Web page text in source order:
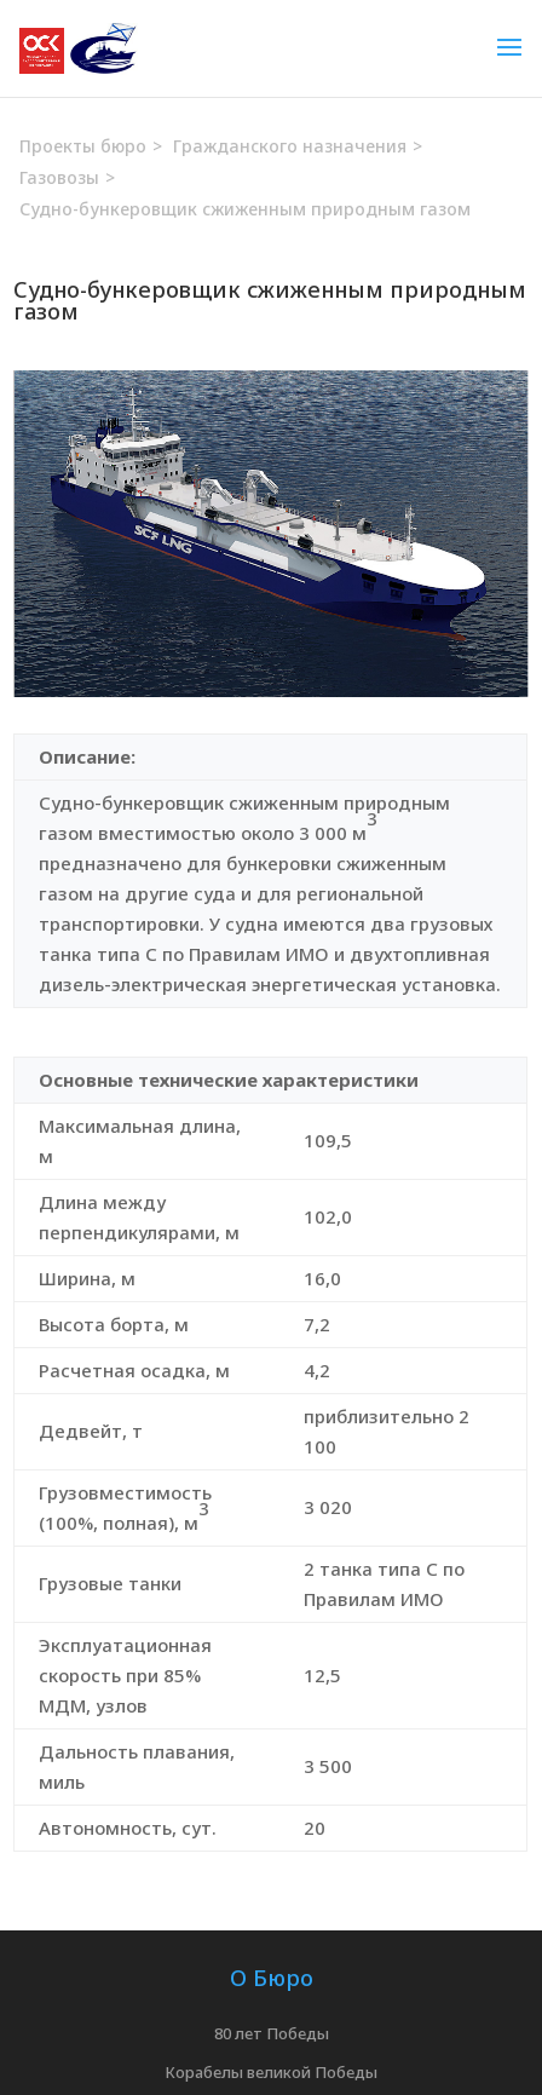
Проекты бюро > Гражданского назначения >
Газовозы >
Судно-бункеровщик сжиженным природным газом
Судно-бункеровщик сжиженным природным
газом
Описание:
Судно-бункеровщик сжиженным природным
газом вместимостью около 3 000 м
3
предназначено для бункеровки сжиженным
газом на другие суда и для региональной
транспортировки. У судна имеются два грузовых
танка типа С по Правилам ИМО и двухтопливная
дизель-электрическая энергетическая установка.
Основные технические характеристики
Максимальная длина,
м
109,5
Длина между
перпендикулярами, м
102,0
Ширина, м
16,0
Высота борта, м
7,2
Расчетная осадка, м
4,2
Дедвейт, т
приблизительно 2
100
Грузовместимость
(100%, полная), м
3 3 020
Грузовые танки
2 танка типа C по
Правилам ИМО
Эксплуатационная
скорость при 85%
МДМ, узлов
12,5
Дальность плавания,
миль
3 500
Автономность, сут. 20
О Бюро
80 лет Победы
Корабелы великой Победы